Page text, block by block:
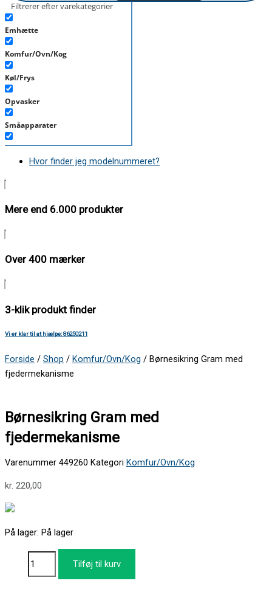
Filtrerer efter varekategorier
Emhætte
Komfur/Ovn/Kog
Køl/Frys
Opvasker
Småapparater
Støvsuger
Hvor finder jeg modelnummeret?
Mere end 6.000 produkter
Over 400 mærker
3-klik produkt finder
Vi er klar til at hjælpe: 86250211
Forside / Shop / Komfur/Ovn/Kog / Børnesikring Gram med
fjedermekanisme
Børnesikring Gram med
fjedermekanisme
Varenummer 449260 Kategori Komfur/Ovn/Kog
kr. 220,00
På lager: På lager
Tilføj til kurv